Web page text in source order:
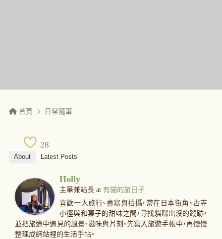
首頁 日常隨筆
28
About Latest Posts
Holly
主筆兼站長at 有貓的旅日子
喜歡一人旅行、書寫與拍攝，常在日本街角、古寺
小徑與和菓子的甜味之間，尋找貓咪出沒的蹤跡，
並把旅途中遇見的風景、滋味與片刻，先寫入旅遊手帳中，再慢慢
整理成網站裡的生活手帖。